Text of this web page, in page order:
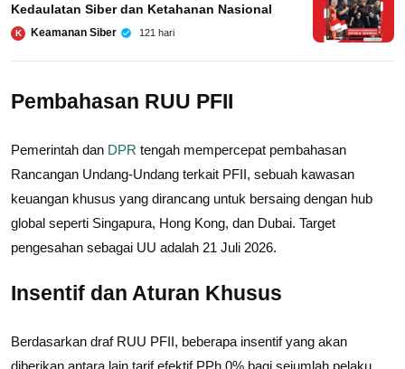
Kedaulatan Siber dan Ketahanan Nasional
K Keamanan Siber 121 hari
Pembahasan RUU PFII
Pemerintah dan DPR tengah mempercepat pembahasan
Rancangan Undang-Undang terkait PFII, sebuah kawasan
keuangan khusus yang dirancang untuk bersaing dengan hub
global seperti Singapura, Hong Kong, dan Dubai. Target
pengesahan sebagai UU adalah 21 Juli 2026.
Insentif dan Aturan Khusus
Berdasarkan draf RUU PFII, beberapa insentif yang akan
diberikan antara lain tarif efektif PPh 0% bagi sejumlah pelaku